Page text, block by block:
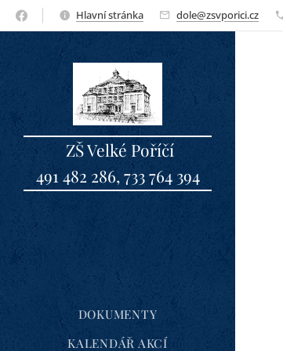
Hlavní stránka dole@zsvporici.cz
ZŠ Velké Poříčí
491 482 286, 733 764 394
DOKUMENTY
KALENDÁŘ AKCÍ